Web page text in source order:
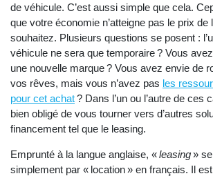
de véhicule. C’est aussi simple que cela.
que votre économie n’atteigne pas le prix de
souhaitez. Plusieurs questions se posent :
véhicule ne sera que temporaire ? Vous
une nouvelle marque ? Vous avez envie de
vos rêves, mais vous n’avez pas les
pour cet achat? Dans l’un ou l’autre de ces
bien obligé de vous tourner vers d’autres
financement tel que le leasing.
Emprunté à la langue anglaise, «leasing»
simplement par « location » en français. Il